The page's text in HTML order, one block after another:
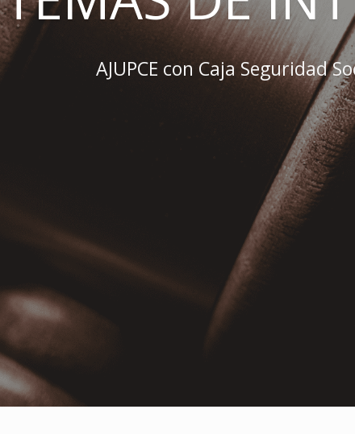
AJUPCE con Caja Seguridad